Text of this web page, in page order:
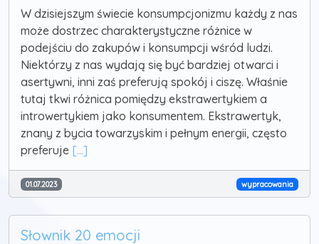
W dzisiejszym świecie konsumpcjonizmu każdy z nas
może dostrzec charakterystyczne różnice w
podejściu do zakupów i konsumpcji wśród ludzi.
Niektórzy z nas wydają się być bardziej otwarci i
asertywni, inni zaś preferują spokój i ciszę. Właśnie
tutaj tkwi różnica pomiędzy ekstrawertykiem a
introwertykiem jako konsumentem. Ekstrawertyk,
znany z bycia towarzyskim i pełnym energii, często
preferuje [...]
01.07.2023 wypracowania
Słownik 20 emocji